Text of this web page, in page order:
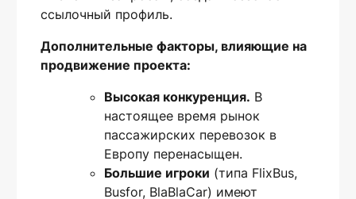
ссылочный профиль.
Дополнительные факторы, влияющие на
продвижение проекта:
Высокая конкуренция. В
настоящее время рынок
пассажирских перевозок в
Европу перенасыщен.
Большие игроки (типа FlixBus,
Busfor, BlaBlaCar) имеют